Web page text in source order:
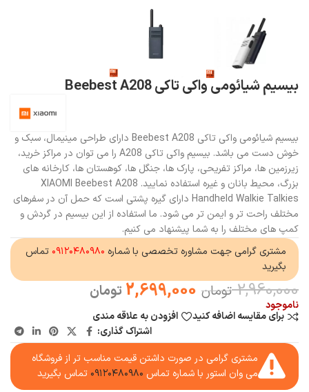
بیسیم شیائومی واکی تاکی Beebest A208
بیسیم شیائومی واکی تاکی Beebest A208 دارای طراحی مینیمال، سبک و
خوش دست می باشد. بیسیم واکی تاکی A208 را می توان در مراکز خرید،
زیرزمین ها، مراکز تفریحی، پارک ها، جنگل ها، کوهستان ها، کارخانه های
بزرگ، محیط بانان و غیره استفاده نمایید. XIAOMI Beebest A208
Handheld Walkie Talkies دارای گیره پشتی است که حمل آن در سفرهای
مختلف راحت تر و ایمن تر می شود. ما استفاده از این بیسیم در گردش و
کمپ های مختلف را به شما پیشنهاد می کنیم.
مشتری گرامی جهت مشاوره تخصصی با شماره ۰۹۱۲۰۴۸۰۹۸۰ تماس
بگیرید
2,960,000 تومان 2,699,000 تومان
ناموجود
برای مقایسه اضافه کنید
افزودن به علاقه مندی
اشتراک گذاری:
مشتری گرامی در صورت داشتن قیمت مناسب تر از فروشگاه
می وان استور با شماره تماس ۰۹۱۲۰۴۸۰۹۸۰ تماس بگیرید